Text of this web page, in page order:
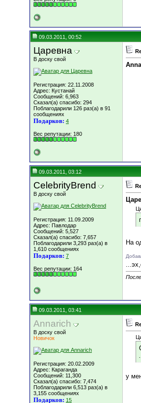
09.03.2011, 00:52
Царевна
В доску свой
Регистрация: 22.11.2008
Адрес: Кустанай
Сообщений: 6,963
Сказал(а) спасибо: 294
Поблагодарили 126 раз(а) в 91
сообщениях
Подарков: 4
Вес репутации: 180
09.03.2011, 03:12
CelebrityBrend
В доску свой
Регистрация: 11.09.2009
Адрес: Павлодар
Сообщений: 5,527
Сказал(а) спасибо: 7,657
Поблагодарили 3,293 раз(а) в
1,610 сообщениях
Подарков: 7
Вес репутации: 164
На
09.03.2011, 03:41
Annarich
В доску свой
Новичок
Регистрация: 20.02.2009
Адрес: Караганда
Сообщений: 11,300
Сказал(а) спасибо: 7,474
Поблагодарили 6,513 раз(а) в
3,155 сообщениях
Подарков: 15
у